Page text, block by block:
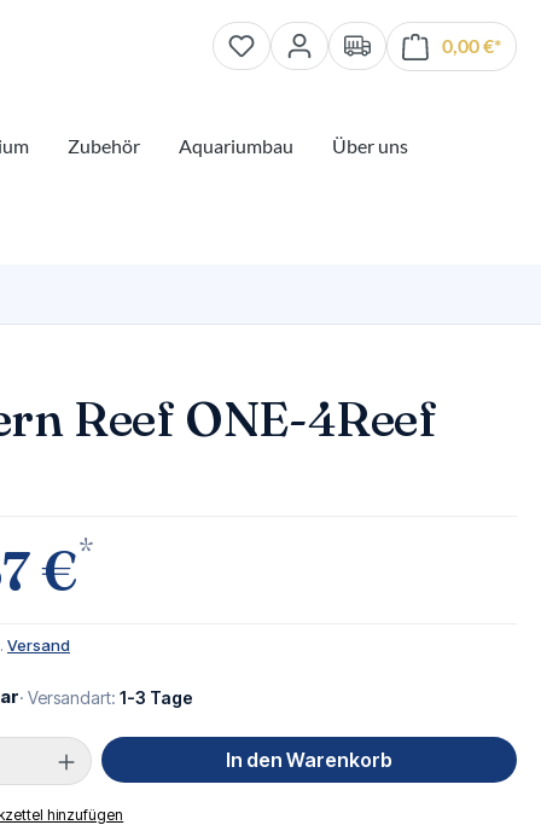
0,00 €*
Zubehör Aquariumbau
Über uns
Reef ONE-4Reef
€*
Versand
· Versandart: 1-3 Tage
Gib den gewünschten Wert ein
In den Warenkorb
hinzufügen